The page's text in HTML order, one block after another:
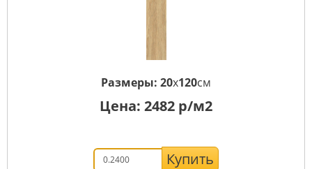
Размеры: 20x120см
Цена: 2482 р/м2
Купить